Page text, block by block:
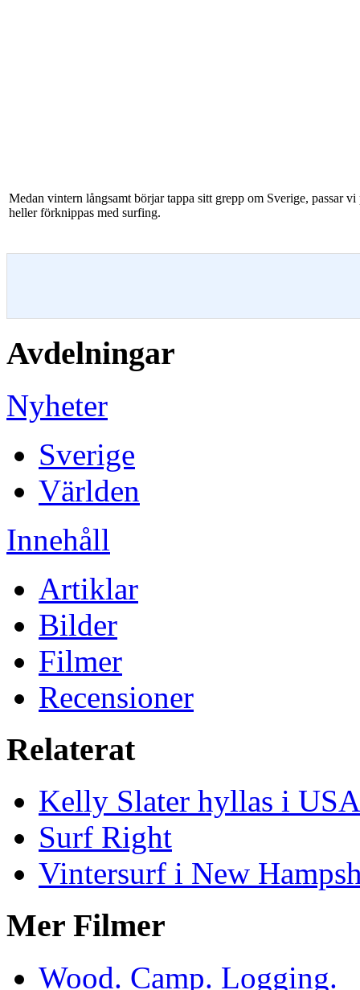
Medan vintern långsamt börjar tappa sitt grepp om Sverige, passar
heller förknippas med surfing.
Avdelningar
Nyheter
Sverige
Världen
Innehåll
Artiklar
Bilder
Filmer
Recensioner
Relaterat
Kelly Slater hyllas i
Surf Right
Vintersurf i New
Mer Filmer
Wood. Camp. Logging.